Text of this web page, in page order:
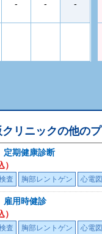
-
-
-
リニックの他の
定期健康診断
査 胸部レントゲン 心電図
雇用時健診
査 胸部レントゲン 心電図